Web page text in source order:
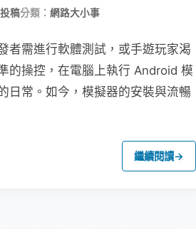
稿分類： 網路大小事
者需進行軟體測試，或手遊玩家渴
的操控，在電腦上執行 Android 模
日常。如今，模擬器的安裝與流暢
繼續閱讀→